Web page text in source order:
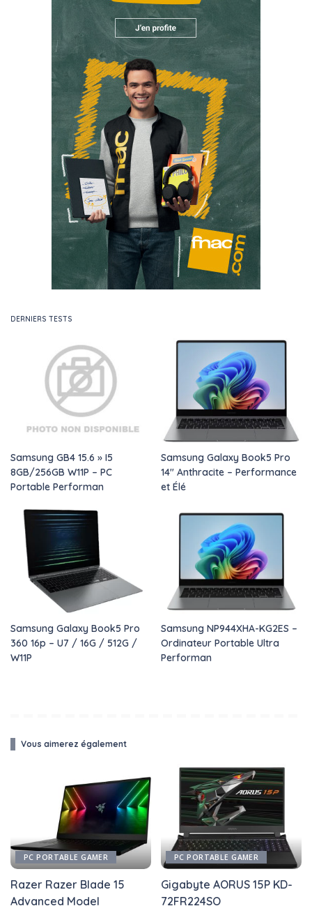
DERNIERS TESTS
Samsung GB4 15.6 » I5
8GB/256GB W11P – PC
Portable Performan
Samsung Galaxy Book5 Pro
14″ Anthracite – Performance
et Élé
Samsung Galaxy Book5 Pro
360 16p – U7 / 16G / 512G /
W11P
Samsung NP944XHA-KG2ES –
Ordinateur Portable Ultra
Performan
Vous aimerez également
PC PORTABLE GAMER
Razer Razer Blade 15
Advanced Model
PC PORTABLE GAMER
Gigabyte AORUS 15P KD-
72FR224SO